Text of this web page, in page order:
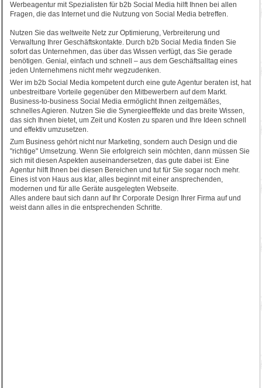
Werbeagentur mit Spezialisten für b2b Social Media hilft Ihnen bei allen
Fragen, die das Internet und die Nutzung von Social Media betreffen.
Nutzen Sie das weltweite Netz zur Optimierung, Verbreiterung und
Verwaltung Ihrer Geschäftskontakte. Durch b2b Social Media finden Sie
sofort das Unternehmen, das über das Wissen verfügt, das Sie gerade
benötigen. Genial, einfach und schnell – aus dem Geschäftsalltag eines
jeden Unternehmens nicht mehr wegzudenken.
Wer im b2b Social Media kompetent durch eine gute Agentur beraten ist, hat
unbestreitbare Vorteile gegenüber den Mitbewerbern auf dem Markt.
Business-to-business Social Media ermöglicht Ihnen zeitgemäßes,
schnelles Agieren. Nutzen Sie die Synergieefffekte und das breite Wissen,
das sich Ihnen bietet, um Zeit und Kosten zu sparen und Ihre Ideen schnell
und effektiv umzusetzen.
Zum Business gehört nicht nur Marketing, sondern auch Design und die
"richtige" Umsetzung. Wenn Sie erfolgreich sein möchten, dann müssen Sie
sich mit diesen Aspekten auseinandersetzen, das gute dabei ist: Eine
Agentur hilft Ihnen bei diesen Bereichen und tut für Sie sogar noch mehr.
Eines ist von Haus aus klar, alles beginnt mit einer ansprechenden,
modernen und für alle Geräte ausgelegten Webseite.
Alles andere baut sich dann auf Ihr Corporate Design Ihrer Firma auf und
weist dann alles in die entsprechenden Schritte.